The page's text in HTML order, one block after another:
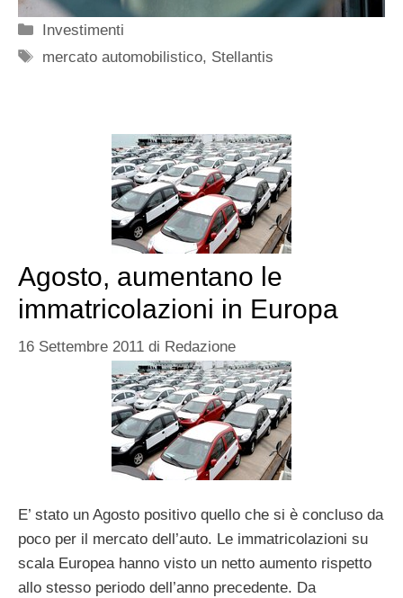
Categorie
Investimenti
Tag
mercato automobilistico, Stellantis
Agosto, aumentano le
immatricolazioni in Europa
16 Settembre 2011 di Redazione
E’ stato un Agosto positivo quello che si è concluso da
poco per il mercato dell’auto. Le immatricolazioni su
scala Europea hanno visto un netto aumento rispetto
allo stesso periodo dell’anno precedente. Da